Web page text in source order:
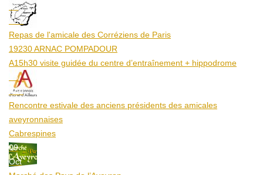
23
Aoû
Repas de l'amicale des Corréziens de Paris
19230 ARNAC POMPADOUR
A15h30 visite guidée du centre d’entraînement + hippodrome
25
Aoû
Rencontre estivale des anciens présidents des amicales
aveyronnaises
Cabrespines
09
Oct